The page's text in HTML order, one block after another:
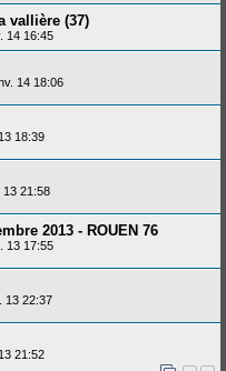
vallière (37)
14 16:45
14 18:06
18:39
13 21:58
2013 - ROUEN 76
13 17:55
13 22:37
21:52